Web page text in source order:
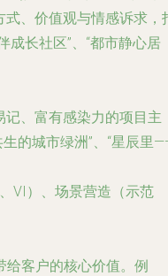
、价值观与情感诉求，
成长社区”、“都市静心居
、富有感染力的项目主
的城市绿洲”、“星辰里
VI）、场景营造（示范
给客户的核心价值。例